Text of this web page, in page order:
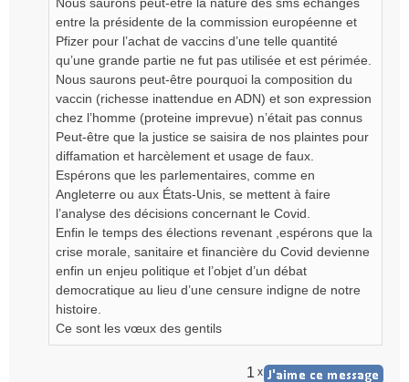
entre la présidente de la commission européenne et
Pfizer pour l’achat de vaccins d’une telle quantité
qu’une grande partie ne fut pas utilisée et est périmée.
Nous saurons peut-être pourquoi la composition du
vaccin (richesse inattendue en ADN) et son expression
chez l’homme (proteine imprevue) n’était pas connus
Peut-être que la justice se saisira de nos plaintes pour
diffamation et harcèlement et usage de faux.
Espérons que les parlementaires, comme en
Angleterre ou aux États-Unis, se mettent à faire
l’analyse des décisions concernant le Covid.
Enfin le temps des élections revenant ,espérons que la
crise morale, sanitaire et financière du Covid devienne
enfin un enjeu politique et l’objet d’un débat
democratique au lieu d’une censure indigne de notre
histoire.
Ce sont les vœux des gentils
1 x